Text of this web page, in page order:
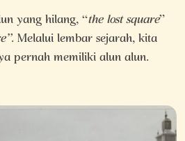
yang hilang, “the lost square”
. Melalui lembar sejarah, kita
pernah memiliki alun alun.